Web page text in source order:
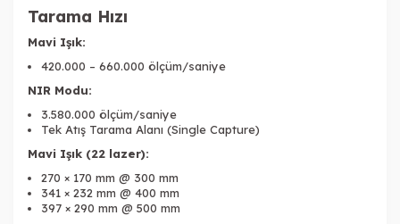
Tarama Hızı
Mavi Işık:
420.000 – 660.000 ölçüm/saniye
NIR Modu:
3.580.000 ölçüm/saniye
Tek Atış Tarama Alanı (Single Capture)
Mavi Işık (22 lazer):
270 × 170 mm @ 300 mm
341 × 232 mm @ 400 mm
397 × 290 mm @ 500 mm